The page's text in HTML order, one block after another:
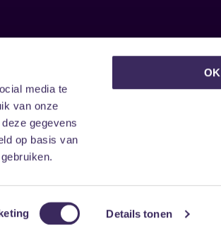
media te
van onze
gegevens
op basis van
Details tonen
OK
ontvangen?